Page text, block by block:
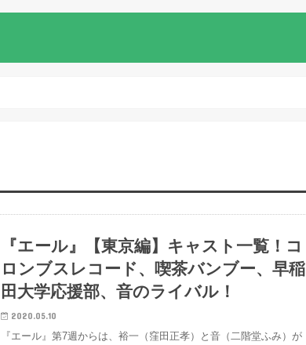
『エール』【東京編】キャスト一覧！コ
ロンブスレコード、喫茶バンブー、早稲
田大学応援部、音のライバル！
2020.05.10
『エール』第7週からは、裕一（窪田正孝）と音（二階堂ふみ）が